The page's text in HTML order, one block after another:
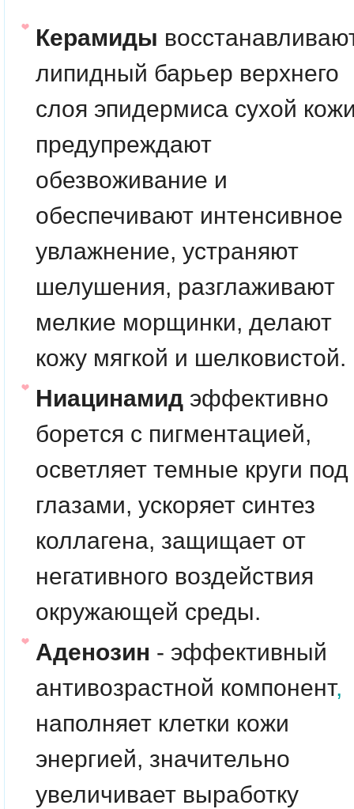
Керамиды
липидный барьер верхнего
слоя эпидермиса сухой
предупреждают
обезвоживание и
обеспечивают интенсивное
увлажнение, устраняют
шелушения, разглаживают
мелкие морщинки, делают
кожу мягкой и шелковистой.
Ниацинамид эффективно
борется с пигментацией,
осветляет темные круги под
глазами, ускоряет синтез
коллагена, защищает от
негативного воздействия
окружающей среды.
Аденозин - эффективный
антивозрастной компонент,
наполняет клетки кожи
энергией, значительно
увеличивает выработку